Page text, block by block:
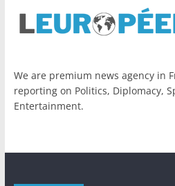
We are premium news agency in
reporting on Politics, Diplomacy,
Entertainment.